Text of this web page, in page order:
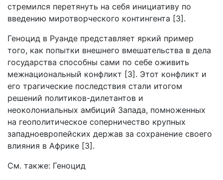
стремился перетянуть на себя инициативу по
введению миротворческого контингента [3].
Геноцид в Руанде представляет яркий пример
того, как попытки внешнего вмешательства в дела
государства способны сами по себе оживить
межнациональный конфликт [3]. Этот конфликт и
его трагические последствия стали итогом
решений политиков-дилетантов и
неоколониальных амбиций Запада, помноженных
на геополитическое соперничество крупных
западноевропейских держав за сохранение своего
влияния в Африке [3].
См. также: Геноцид